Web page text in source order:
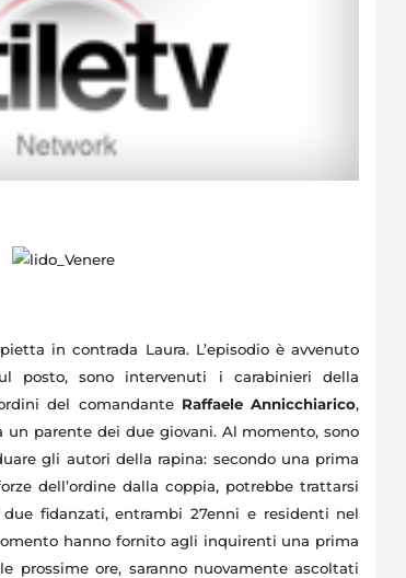
in contrada Laura. L’episodio è avvenuto
posto, sono intervenuti i carabinieri della
del comandante Raffaele Annicchiarico,
parente dei due giovani. Al momento, sono
gli autori della rapina: secondo una prima
dell’ordine dalla coppia, potrebbe trattarsi
fidanzati, entrambi 27enni e residenti nel
hanno fornito agli inquirenti una prima
prossime ore, saranno nuovamente ascoltati